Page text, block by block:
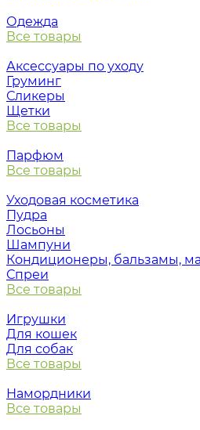
Одежда
Все товары
Аксессуары по уходу
Груминг
Сликеры
Щетки
Все товары
Парфюм
Все товары
Уходовая косметика
Пудра
Лосьоны
Шампуни
Кондиционеры, бальзамы,
Спреи
Все товары
Игрушки
Для кошек
Для собак
Все товары
Намордники
Все товары